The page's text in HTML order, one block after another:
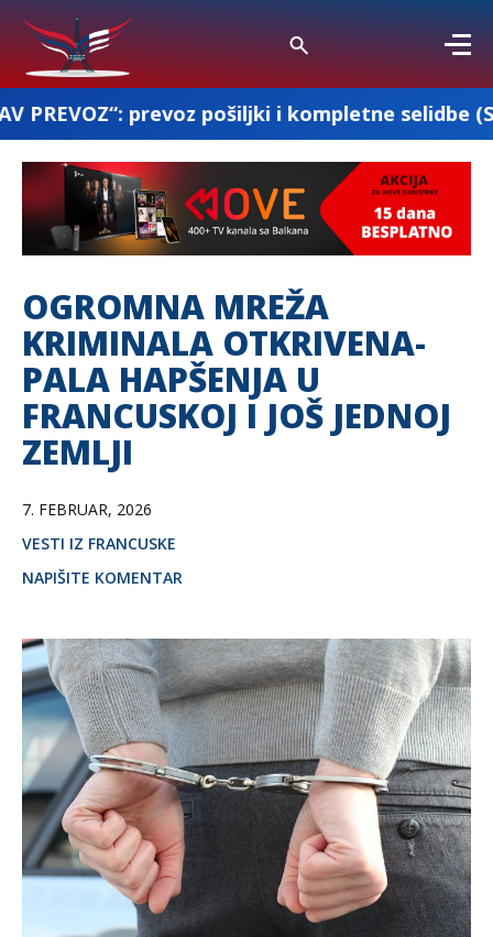
prevoz pošiljki i kompletne selidbe (Srbija-
OGROMNA MREŽA
KRIMINALA OTKRIVENA-
PALA HAPŠENJA U
FRANCUSKOJ I JOŠ JEDNOJ
ZEMLJI
7. FEBRUAR, 2026
VESTI IZ FRANCUSKE
NAPIŠITE KOMENTAR